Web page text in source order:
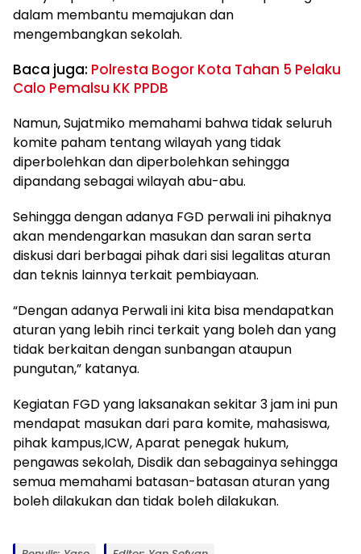
dalam membantu memajukan dan
mengembangkan sekolah.
Baca juga: Polresta Bogor Kota Tahan 5 Pelaku
Calo Pemalsu KK PPDB
Namun, Sujatmiko memahami bahwa tidak seluruh
komite paham tentang wilayah yang tidak
diperbolehkan dan diperbolehkan sehingga
dipandang sebagai wilayah abu-abu.
Sehingga dengan adanya FGD perwali ini pihaknya
akan mendengarkan masukan dan saran serta
diskusi dari berbagai pihak dari sisi legalitas aturan
dan teknis lainnya terkait pembiayaan.
“Dengan adanya Perwali ini kita bisa mendapatkan
aturan yang lebih rinci terkait yang boleh dan yang
tidak berkaitan dengan sunbangan ataupun
pungutan,” katanya.
Kegiatan FGD yang laksanakan sekitar 3 jam ini pun
mendapat masukan dari para komite, mahasiswa,
pihak kampus,ICW, Aparat penegak hukum,
pengawas sekolah, Disdik dan sebagainya sehingga
semua memahami batasan-batasan aturan yang
boleh dilakukan dan tidak boleh dilakukan.